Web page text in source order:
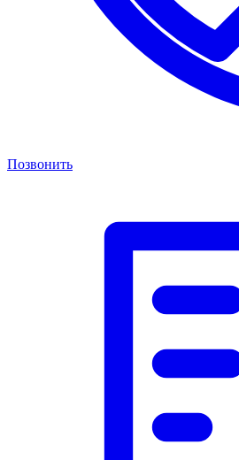
Позвонить